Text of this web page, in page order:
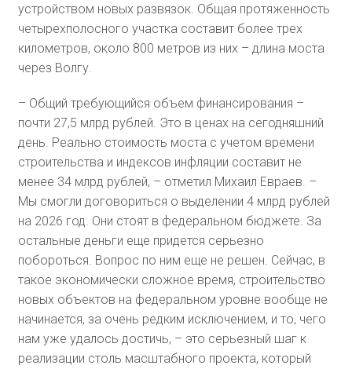
устройством новых развязок. Общая протяженность
четырехполосного участка составит более трех
километров, около 800 метров из них – длина моста
через Волгу.
– Общий требующийся объем финансирования –
почти 27,5 млрд рублей. Это в ценах на сегодняшний
день. Реально стоимость моста с учетом времени
строительства и индексов инфляции составит не
менее 34 млрд рублей, – отметил Михаил Евраев. –
Мы смогли договориться о выделении 4 млрд рублей
на 2026 год. Они стоят в федеральном бюджете. За
остальные деньги еще придется серьезно
побороться. Вопрос по ним еще не решен. Сейчас, в
такое экономически сложное время, строительство
новых объектов на федеральном уровне вообще не
начинается, за очень редким исключением, и то, чего
нам уже удалось достичь, – это серьезный шаг к
реализации столь масштабного проекта, который